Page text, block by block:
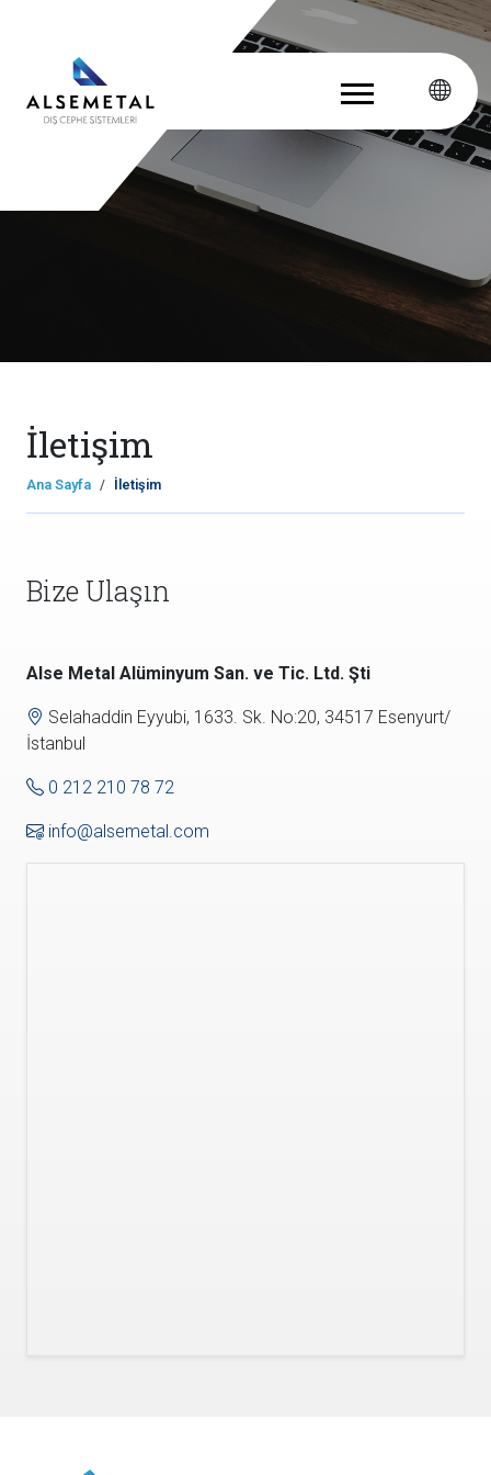
İletişim
Ana Sayfa İletişim
Bize Ulaşın
Alse Metal Alüminyum San. ve Tic. Ltd. Şti
Selahaddin Eyyubi, 1633. Sk. No:20, 34517 Esenyurt/
İstanbul
0 212 210 78 72
info@alsemetal.com